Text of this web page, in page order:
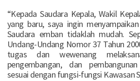
“Kepada Saudara Kepala, Wakil
yang baru, saya ingin
Saudara emban tidaklah mudah.
Undang-Undang Nomor 37 Tahun
tugas dan wewenang
pengembangan, dan
sesuai dengan fungsi-fungsi Kawasan